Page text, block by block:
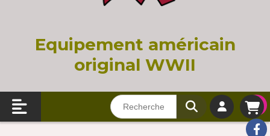
Equipement américain
original WWII